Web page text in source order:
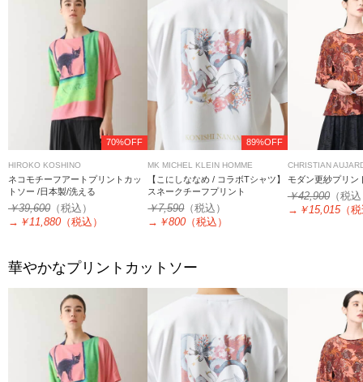
70%OFF
HIROKO KOSHINO
ネコモチーフアートプリントカッ
トソー /日本製/洗える
￥39,600 （税込）
→ ￥11,880 （税込）
89%OFF
MK MICHEL KLEIN HOMME
【こにしななめ / コラボTシャツ】
スネークチーフプリント
￥7,590（税込）
→ ￥800 （税込）
CHRISTIAN
モダン更紗プリン
￥42,900（税
→ ￥15,015（
華やかなプリントカットソー